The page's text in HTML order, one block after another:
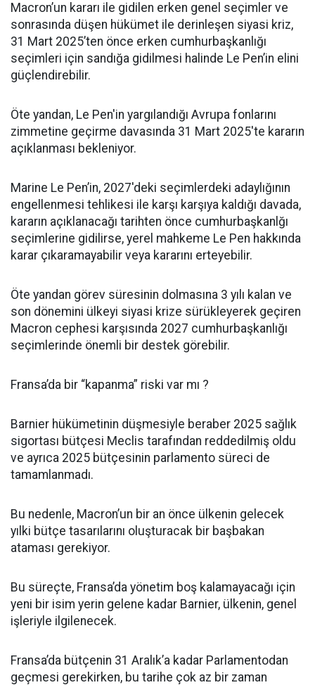
Macron’un kararı ile gidilen erken genel seçimler ve
sonrasında düşen hükümet ile derinleşen siyasi kriz,
31 Mart 2025’ten önce erken cumhurbaşkanlığı
seçimleri için sandığa gidilmesi halinde Le Pen’in elini
güçlendirebilir.
Öte yandan, Le Pen'in yargılandığı Avrupa fonlarını
zimmetine geçirme davasında 31 Mart 2025'te kararın
açıklanması bekleniyor.
Marine Le Pen’in, 2027'deki seçimlerdeki adaylığının
engellenmesi tehlikesi ile karşı karşıya kaldığı davada,
kararın açıklanacağı tarihten önce cumhurbaşkanlğı
seçimlerine gidilirse, yerel mahkeme Le Pen hakkında
karar çıkaramayabilir veya kararını erteyebilir.
Öte yandan görev süresinin dolmasına 3 yılı kalan ve
son dönemini ülkeyi siyasi krize sürükleyerek geçiren
Macron cephesi karşısında 2027 cumhurbaşkanlığı
seçimlerinde önemli bir destek görebilir.
Fransa’da bir “kapanma” riski var mı ?
Barnier hükümetinin düşmesiyle beraber 2025 sağlık
sigortası bütçesi Meclis tarafından reddedilmiş oldu
ve ayrıca 2025 bütçesinin parlamento süreci de
tamamlanmadı.
Bu nedenle, Macron’un bir an önce ülkenin gelecek
yılki bütçe tasarılarını oluşturacak bir başbakan
ataması gerekiyor.
Bu süreçte, Fransa’da yönetim boş kalamayacağı için
yeni bir isim yerin gelene kadar Barnier, ülkenin, genel
işleriyle ilgilenecek.
Fransa’da bütçenin 31 Aralık’a kadar Parlamentodan
geçmesi gerekirken, bu tarihe çok az bir zaman